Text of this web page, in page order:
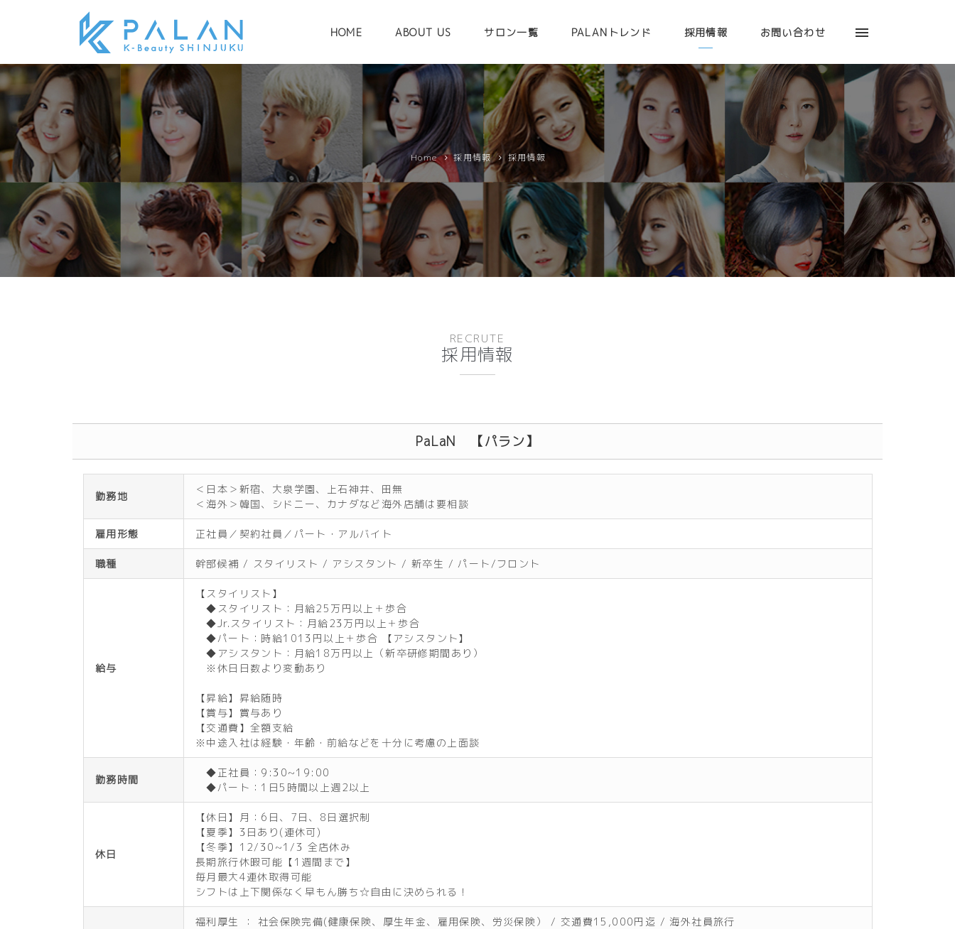
HOME ABOUT US サロン一覧 PALANトレンド 採用情報 お問い合わせ
メニュースキップ
Home 採用情報 採用情報
RECRUTE
採用情報
PaLaN 【パラン】
勤務地
＜日本＞新宿、大泉学園、上石神井、田無
＜海外＞韓国、シドニー、カナダなど海外店舗は要相談
雇用形態 正社員／契約社員／パート・アルバイト
職種 幹部候補 / スタイリスト / アシスタント / 新卒生 / パート/フロント
給与
【スタイリスト】
◆スタイリスト：月給25万円以上＋歩合
◆Jr.スタイリスト：月給23万円以上＋歩合
◆パート：時給1013円以上＋歩合 【アシスタント】
◆アシスタント：月給18万円以上（新卒研修期間あり）
※休日日数より変動あり
【昇給】昇給随時
【賞与】賞与あり
【交通費】全額支給
※中途入社は経験・年齢・前給などを十分に考慮の上面談
勤務時間
◆正社員：9:30~19:00
◆パート：1日5時間以上週2以上
休日
【休日】月：6日、7日、8日選択制
【夏季】3日あり(連休可)
【冬季】12/30~1/3 全店休み
長期旅行休暇可能【1週間まで】
毎月最大4連休取得可能
シフトは上下関係なく早もん勝ち☆自由に決められる！
福利厚生 ： 社会保険完備(健康保険、厚生年金、雇用保険、労災保険） / 交通費15,000円迄 / 海外社員旅行